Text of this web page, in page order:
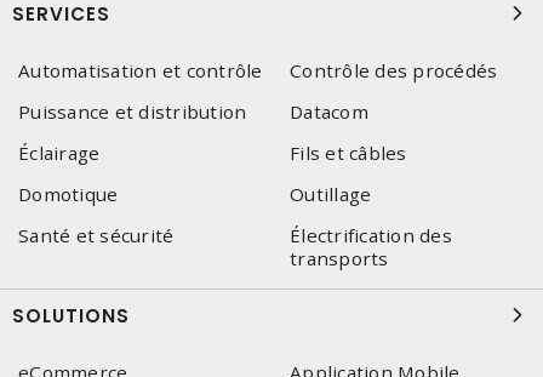
SERVICES
Automatisation et contrôle
Contrôle des procédés
Puissance et distribution
Datacom
Éclairage
Fils et câbles
Domotique
Outillage
Santé et sécurité
Électrification des
transports
SOLUTIONS
eCommerce
Application Mobile